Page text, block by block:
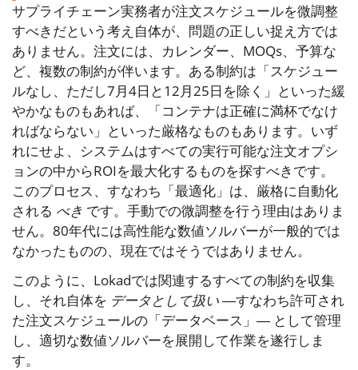
サプライチェーン実務者が注文スケジュールを微調整
すべきだという考え自体が、問題の正しい捉え方では
ありません。注文には、カレンダー、MOQs、予算な
ど、複数の制約が伴います。ある制約は「スケジュー
ルなし、ただし7月4日と12月25日を除く」といった緩
やかなものもあれば、「コンテナは正確に満杯でなけ
ればならない」といった厳格なものもあります。いず
れにせよ、システムはすべての実行可能な注文オプシ
ョンの中からROIを最大化するものを探すべきです。
このプロセス、すなわち「最適化」は、厳格に自動化
される べき です。手動での微調整を行う理由はありま
せん。80年代には高性能な数値ソルバーが一般的では
なかったものの、現在ではそうではありません。
このように、Lokadでは関連するすべての制約を収集
し、それ自体を データとして扱い―すなわち許可され
た注文スケジュールの「データベース」― として管理
し、適切な数値ソルバーを展開して作業を遂行しま
す。